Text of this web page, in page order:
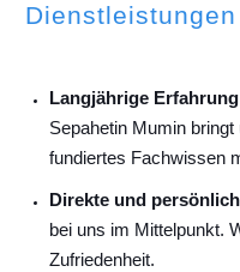
Langjährige
Sepahetin Mumin
fundiertes Fachwissen
Direkte und
bei uns im Mittelpunkt.
Zufriedenheit.